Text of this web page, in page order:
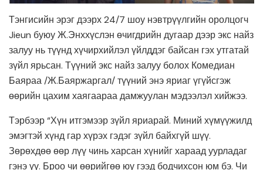
Тэнгисийн эрэг дээрх 24/7 шоу нэвтрүүлгийн оролцогч
Jieun буюу Ж.Энххүслэн өчигдрийн дугаар дээр экс найз
залуу нь түүнд хүчирхийлэл үйлддэг байсан гэх утгатай
зүйл ярьсан. Түүний экс найз залуу болох Комедиан
Баяраа /Ж.Баяржаргал/ түүний энэ яриаг үгүйсгэж
өөрийн цахим хаягаараа дамжуулан мэдээлэл хийжээ.
Тэрбээр “Хүн итгэмээр зүйл яриарай. Миний хүмүүжилд
эмэгтэй хүнд гар хүрэх гэдэг зүйл байхгүй шүү.
Зөрөхдөө өөр лүү чинь харсан хүнийг хараад уурладаг
гэнэ үү. Броо чи өөрийгөө юу гээд бодчихсон юм бэ. Чи